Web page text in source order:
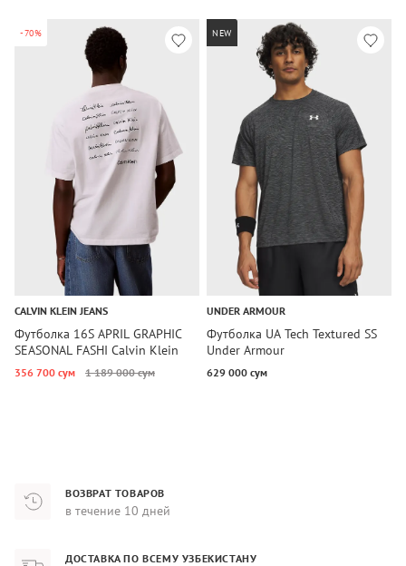
-70%
CALVIN KLEIN JEANS
Футболка 16S APRIL GRAPHIC
SEASONAL FASHI Calvin Klein
Jeans
356 700 сум 1 189 000 сум
NEW
UNDER ARMOUR
Футболка UA Tech Textured SS
Under Armour
629 000 сум
ВОЗВРАТ ТОВАРОВ
в течение 10 дней
ДОСТАВКА ПО ВСЕМУ УЗБЕКИСТАНУ